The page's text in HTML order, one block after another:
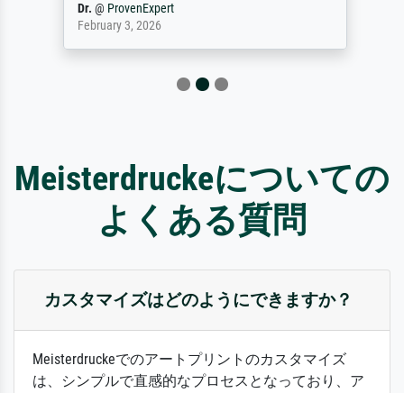
Dr.@ ProvenExpert
February 3, 2026
Meisterdruckeについての
よくある質問
カスタマイズはどのようにできますか？
Meisterdruckeでのアートプリントのカスタマイズ
は、シンプルで直感的なプロセスとなっており、ア